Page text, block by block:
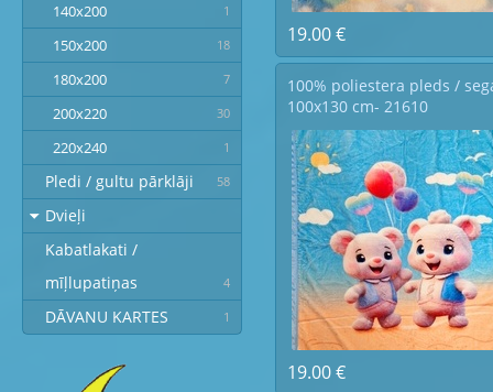
140x200 1
150x200 18
180x200 7
200x220 30
220x240 1
Pledi / gultu pārklāji 58
Dvieļi
Kabatlakati /
mīļlupatiņas
4
DĀVANU KARTES 1
19.00 €
100% poliestera pleds /
100x130 cm- 21610
19.00 €